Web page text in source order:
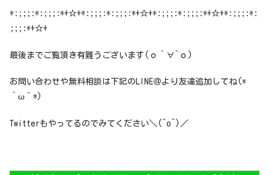
*:;;;:*:;;;:*+☆+*:;;;:*:;;;:*+☆+*:;;;:*:;;;:*+☆+*:;;;:*:
;;;:*+☆+
最後までご覧頂き有難うございます(о´∀`о)
お問い合わせや無料相談は下記のLINE＠より友達追加してね(*
´ω｀*)
Twitterもやってるのでみてください＼(^o^)／